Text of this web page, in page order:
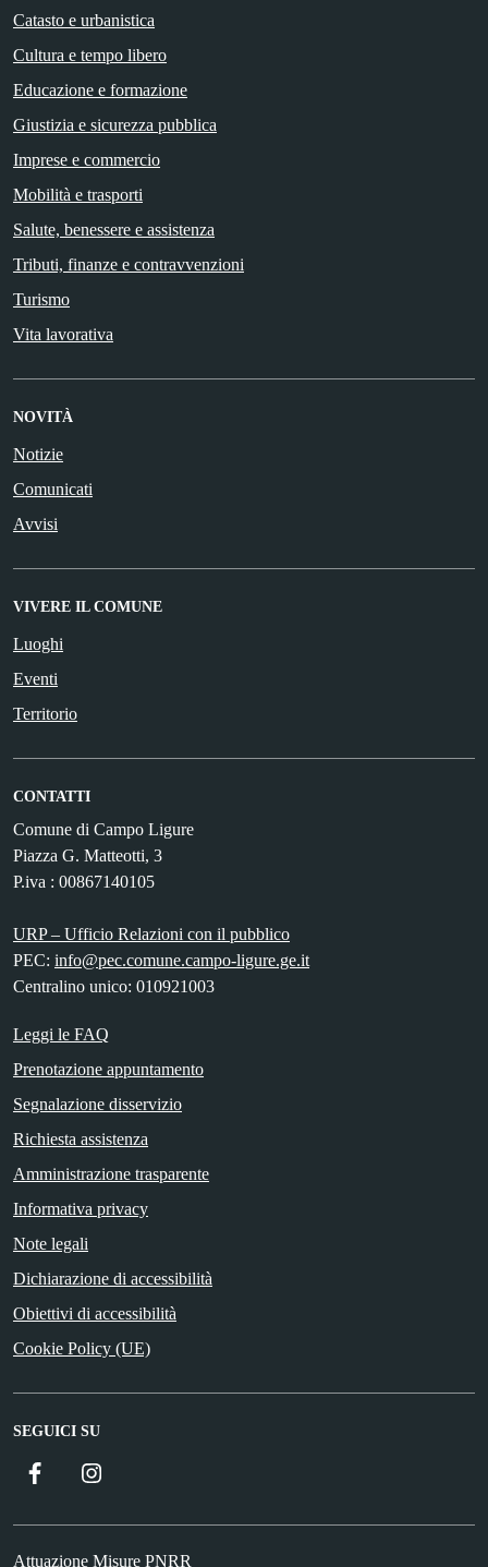
Catasto e urbanistica
Cultura e tempo libero
Educazione e formazione
Giustizia e sicurezza pubblica
Imprese e commercio
Mobilità e trasporti
Salute, benessere e assistenza
Tributi, finanze e contravvenzioni
Turismo
Vita lavorativa
NOVITÀ
Notizie
Comunicati
Avvisi
VIVERE IL COMUNE
Luoghi
Eventi
Territorio
CONTATTI
Comune di Campo Ligure
Piazza G. Matteotti, 3
P.iva : 00867140105
URP – Ufficio Relazioni con il pubblico
PEC: info@pec.comune.campo-ligure.ge.it
Centralino unico: 010921003
Leggi le FAQ
Prenotazione appuntamento
Segnalazione disservizio
Richiesta assistenza
Amministrazione trasparente
Informativa privacy
Note legali
Dichiarazione di accessibilità
Obiettivi di accessibilità
Cookie Policy (UE)
SEGUICI SU
Facebook
Attuazione Misure PNRR